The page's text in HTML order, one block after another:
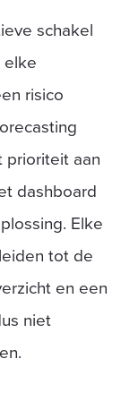
schakel
elke
risico
aan
dashboard
Elke
tot de
en een
niet